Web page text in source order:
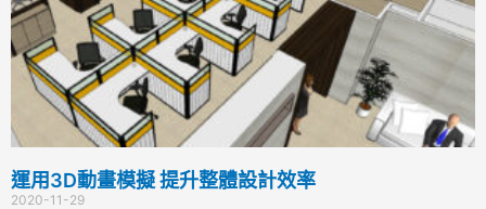
運用3D動畫模擬 提升整體設計效率
2020-11-29